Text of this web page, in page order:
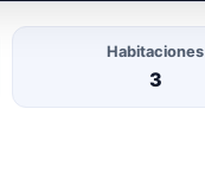
Habitaciones
3